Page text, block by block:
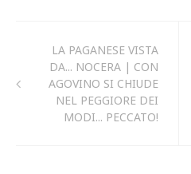
LA PAGANESE VISTA
DA... NOCERA | CON
AGOVINO SI CHIUDE
NEL PEGGIORE DEI
MODI... PECCATO!